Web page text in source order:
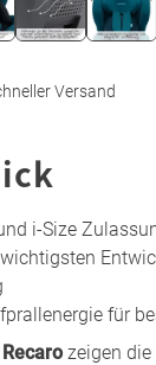
Versand
i-Size
für
Recaro zeigen